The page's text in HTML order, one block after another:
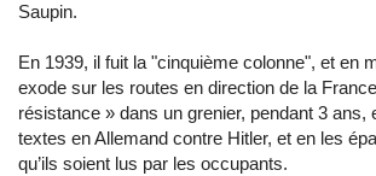
Saupin.
En 1939, il fuit la "cinquième colonne", et en
exode sur les routes en direction de la
résistance » dans un grenier, pendant 3 ans,
textes en Allemand contre Hitler, et en les
qu’ils soient lus par les occupants.